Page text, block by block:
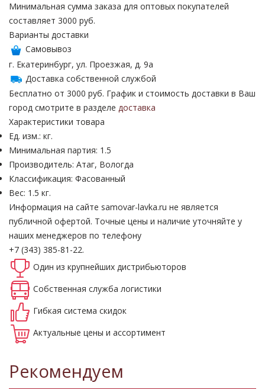
Минимальная сумма заказа для оптовых покупателей
составляет 3000 руб.
Варианты доставки
Самовывоз
г. Екатеринбург, ул. Проезжая, д. 9а
Доставка собственной службой
Бесплатно от 3000 руб. График и стоимость доставки в Ваш
город смотрите в разделе доставка
Характеристики товара
Ед. изм.: кг.
Минимальная партия: 1.5
Производитель: Атаг, Вологда
Классификация: Фасованный
Вес: 1.5 кг.
Информация на сайте samovar-lavka.ru не является
публичной офертой. Точные цены и наличие уточняйте у
наших менеджеров по телефону
+7 (343) 385-81-22.
Один из крупнейших дистрибьюторов
Собственная служба логистики
Гибкая система скидок
Актуальные цены и ассортимент
Рекомендуем